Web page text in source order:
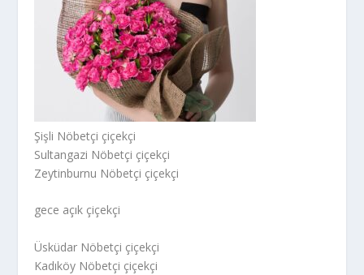
Şişli Nöbetçi çiçekçi
Sultangazi Nöbetçi çiçekçi
Zeytinburnu Nöbetçi çiçekçi
gece açık çiçekçi
Üsküdar Nöbetçi çiçekçi
Kadıköy Nöbetçi çiçekçi